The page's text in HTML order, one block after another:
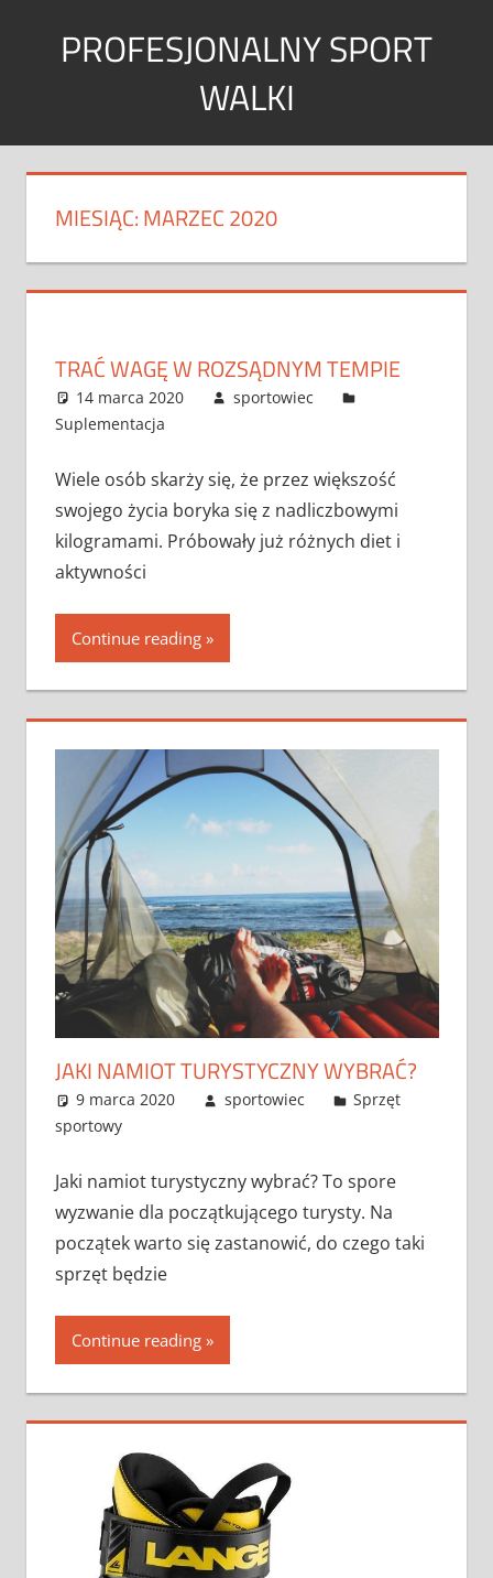
PROFESJONALNY SPORT
WALKI
Sport
w
wymiarze
MIESIĄC:MARZEC 2020
TRAĆ WAGĘ W ROZSĄDNYM TEMPIE
14 marca 2020
sportowiec
Suplementacja
Wiele osób skarży się, że przez większość
swojego życia boryka się z nadliczbowymi
kilogramami. Próbowały już różnych diet i
aktywności
Continue reading
JAKI NAMIOT TURYSTYCZNY WYBRAĆ?
9 marca 2020 sportowiec
Sprzęt
sportowy
Jaki namiot turystyczny wybrać? To spore
wyzwanie dla początkującego turysty. Na
początek warto się zastanowić, do czego taki
sprzęt będzie
Continue reading